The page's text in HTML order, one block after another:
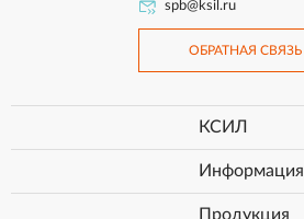
spb@ksil.ru
ОБРАТНАЯ СВЯЗЬ
КСИЛ
Информация
Продукция